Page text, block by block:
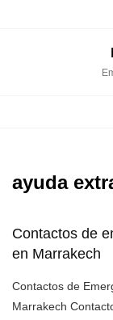
ayuda
Contactos de
en Marrakech
Contactos de
Marrakech